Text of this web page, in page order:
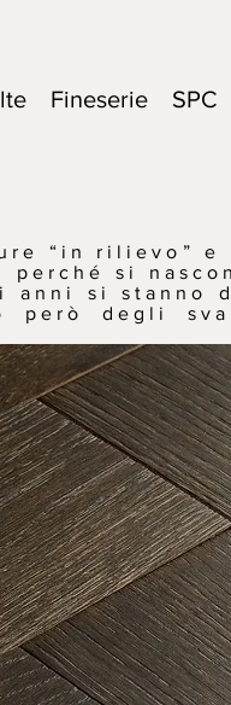
Fineserie SPC
“in rilievo”
si
si stanno
però degli